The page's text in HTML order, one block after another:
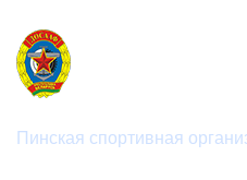
Пинская спортивная